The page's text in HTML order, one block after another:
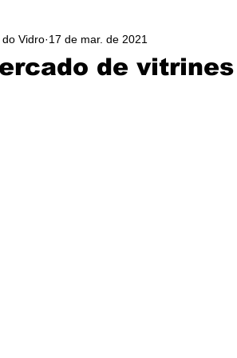
de
Vidro 17 de mar. de 2021